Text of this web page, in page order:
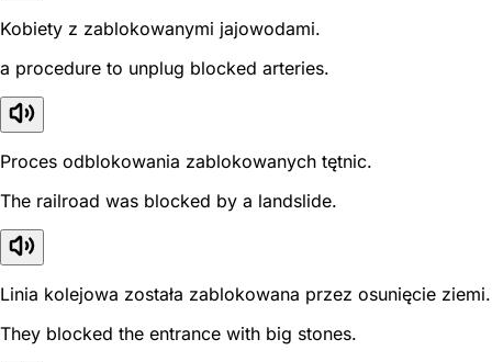
Kobiety z zablokowanymi jajowodami.
a procedure to unplug blocked arteries.
Proces odblokowania zablokowanych tętnic.
The railroad was blocked by a landslide.
Linia kolejowa została zablokowana przez osunięcie ziemi.
They blocked the entrance with big stones.